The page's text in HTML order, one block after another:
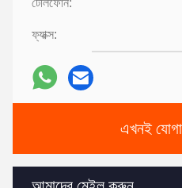
ফ্যাক্স:
এখনই